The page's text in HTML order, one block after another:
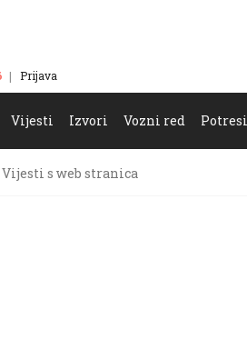
Prijava
Vijesti Izvori Vozni red Potresi
Vijesti s web stranica